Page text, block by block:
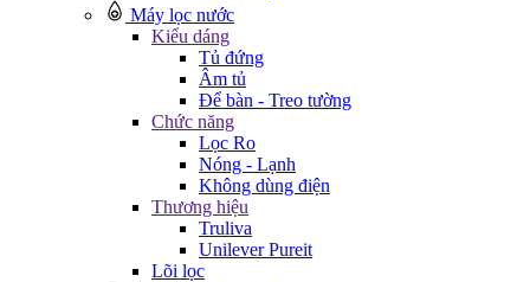
Máy lọc nước
Kiểu dáng
Tủ đứng
Âm tủ
Để bàn - Treo tường
Chức năng
Lọc Ro
Nóng - Lạnh
Không dùng điện
Thương hiệu
Truliva
Unilever Pureit
Lõi lọc